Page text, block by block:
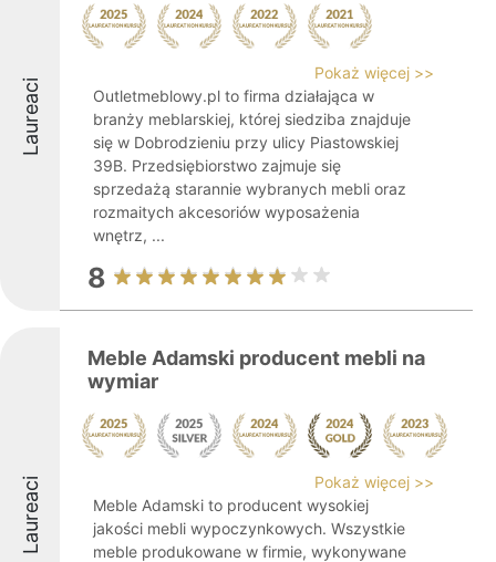
Laureaci
Pokaż więcej >>
Outletmeblowy.pl to firma działająca w
branży meblarskiej, której siedziba znajduje
się w Dobrodzieniu przy ulicy Piastowskiej
39B. Przedsiębiorstwo zajmuje się
sprzedażą starannie wybranych mebli oraz
rozmaitych akcesoriów wyposażenia
wnętrz, ...
8
Laureaci
Meble Adamski producent mebli na
wymiar
Pokaż więcej >>
Meble Adamski to producent wysokiej
jakości mebli wypoczynkowych. Wszystkie
meble produkowane w firmie, wykonywane